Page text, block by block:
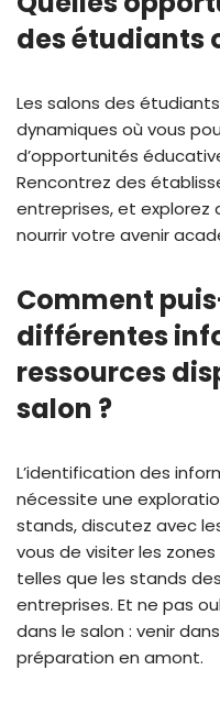
des étudiants
Les salons des
dynamiques où vous
d’opportunités
Rencontrez des
entreprises, et explorez
nourrir votre avenir
Comment
différentes
ressources
salon ?
L’identification des
nécessite une
stands, discutez avec
vous de visiter les
telles que les stands
entreprises. Et ne pas
dans le salon : venir
préparation en amont.